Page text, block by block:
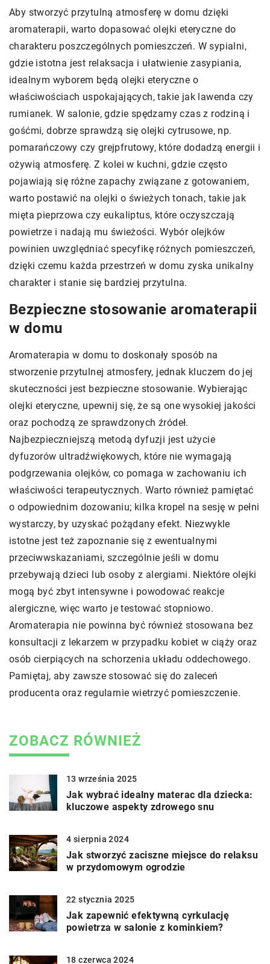
Aby stworzyć przytulną atmosferę w domu dzięki
aromaterapii, warto dopasować olejki eteryczne do
charakteru poszczególnych pomieszczeń. W sypialni,
gdzie istotna jest relaksacja i ułatwienie zasypiania,
idealnym wyborem będą olejki eteryczne o
właściwościach uspokajających, takie jak lawenda czy
rumianek. W salonie, gdzie spędzamy czas z rodziną i
gośćmi, dobrze sprawdzą się olejki cytrusowe, np.
pomarańczowy czy grejpfrutowy, które dodadzą energii i
ożywią atmosferę. Z kolei w kuchni, gdzie często
pojawiają się różne zapachy związane z gotowaniem,
warto postawić na olejki o świeżych tonach, takie jak
mięta pieprzowa czy eukaliptus, które oczyszczają
powietrze i nadają mu świeżości. Wybór olejków
powinien uwzględniać specyfikę różnych pomieszczeń,
dzięki czemu każda przestrzeń w domu zyska unikalny
charakter i stanie się bardziej przytulna.
Bezpieczne stosowanie aromaterapii
w domu
Aromaterapia w domu to doskonały sposób na
stworzenie przytulnej atmosfery, jednak kluczem do jej
skuteczności jest bezpieczne stosowanie. Wybierając
olejki eteryczne, upewnij się, że są one wysokiej jakości
oraz pochodzą ze sprawdzonych źródeł.
Najbezpieczniejszą metodą dyfuzji jest użycie
dyfuzorów ultradźwiękowych, które nie wymagają
podgrzewania olejków, co pomaga w zachowaniu ich
właściwości terapeutycznych. Warto również pamiętać
o odpowiednim dozowaniu; kilka kropel na sesję w pełni
wystarczy, by uzyskać pożądany efekt. Niezwykle
istotne jest też zapoznanie się z ewentualnymi
przeciwwskazaniami, szczególnie jeśli w domu
przebywają dzieci lub osoby z alergiami. Niektóre olejki
mogą być zbyt intensywne i powodować reakcje
alergiczne, więc warto je testować stopniowo.
Aromaterapia nie powinna być również stosowana bez
konsultacji z lekarzem w przypadku kobiet w ciąży oraz
osób cierpiących na schorzenia układu oddechowego.
Pamiętaj, aby zawsze stosować się do zaleceń
producenta oraz regularnie wietrzyć pomieszczenie.
ZOBACZ RÓWNIEŻ
13 września 2025
Jak wybrać idealny materac dla dziecka:
kluczowe aspekty zdrowego snu
4 sierpnia 2024
Jak stworzyć zaciszne miejsce do relaksu
w przydomowym ogrodzie
22 stycznia 2025
Jak zapewnić efektywną cyrkulację
powietrza w salonie z kominkiem?
18 czerwca 2024